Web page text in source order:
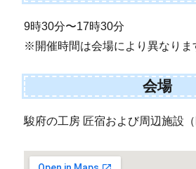
9時30分〜17時30分
※開催時間は会場により異なりま
会場
駿府の工房 匠宿および周辺施設（